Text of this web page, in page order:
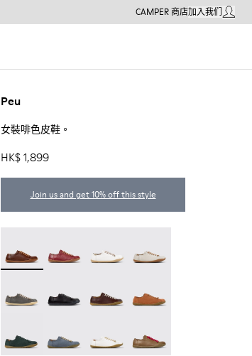
CAMPER 商店加入我们我的帳
Peu
女裝啡色皮鞋。
HK$ 1,899
Join us and get 10% off this style